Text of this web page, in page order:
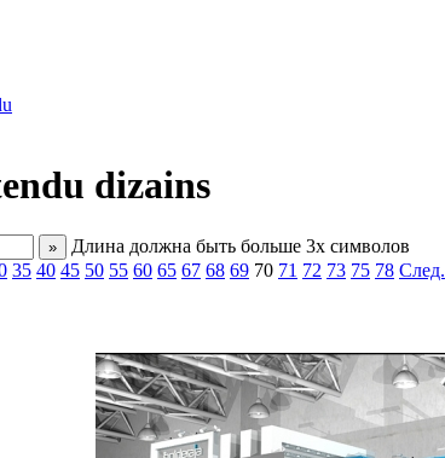
dizains
»
Длина должна быть больше 3х символов
35 40 45 50 55 60 65 67 68 69 70 71 72 73 75 78 След.